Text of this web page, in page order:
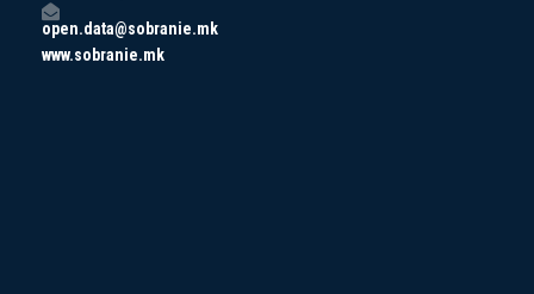
open.data@sobranie.mk
www.sobranie.mk